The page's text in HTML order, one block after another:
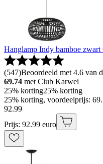
Hanglamp Indy bamboe
(547)Beoordeeld met 4.6 van
69.74 met Club Karwei
25% korting25% korting
25% korting, voordeelprijs:
92.99
Prijs: 92.99 euro